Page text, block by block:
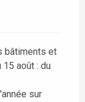
bâtiments et
15 août : du
sur